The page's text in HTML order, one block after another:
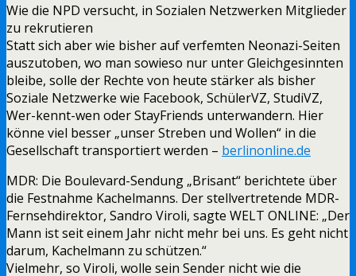
Wie die NPD versucht, in Sozialen Netzwerken Mitglieder
zu rekrutieren
Statt sich aber wie bisher auf verfemten Neonazi-Seiten
auszutoben, wo man sowieso nur unter Gleichgesinnten
bleibe, solle der Rechte von heute stärker als bisher
Soziale Netzwerke wie Facebook, SchülerVZ, StudiVZ,
Wer-kennt-wen oder StayFriends unterwandern. Hier
könne viel besser „unser Streben und Wollen“ in die
Gesellschaft transportiert werden – berlinonline.de
MDR: Die Boulevard-Sendung „Brisant“ berichtete über
die Festnahme Kachelmanns. Der stellvertretende MDR-
Fernsehdirektor, Sandro Viroli, sagte WELT ONLINE: „Der
Mann ist seit einem Jahr nicht mehr bei uns. Es geht nicht
darum, Kachelmann zu schützen.“
Vielmehr, so Viroli, wolle sein Sender nicht wie die